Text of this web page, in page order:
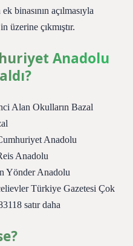
binasının açılmasıyla
üzerine çıkmıştır.
Anadolu
Alan Okulların Bazal
Anadolu
Anadolu
Yönder Anadolu
Türkiye Gazetesi Çok
satır daha